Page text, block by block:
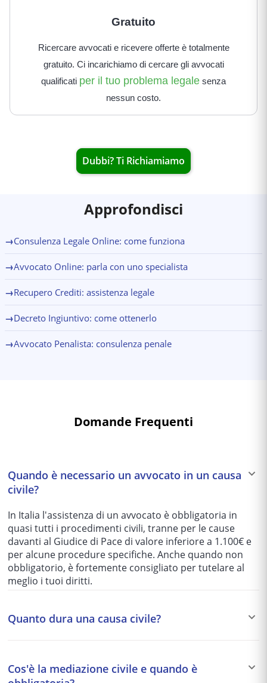
Gratuito
Ricercare avvocati e ricevere offerte è totalmente
gratuito. Ci incarichiamo di cercare gli avvocati
qualificati per il tuo problema legale senza
nessun costo.
Dubbi? Ti Richiamiamo
Approfondisci
→Consulenza Legale Online: come funziona
→Avvocato Online: parla con uno specialista
→Recupero Crediti: assistenza legale
→Decreto Ingiuntivo: come ottenerlo
→Avvocato Penalista: consulenza penale
Domande Frequenti
Quando è necessario un avvocato in un causa
civile?
In Italia l'assistenza di un avvocato è obbligatoria in
quasi tutti i procedimenti civili, tranne per le cause
davanti al Giudice di Pace di valore inferiore a 1.100€ e
per alcune procedure specifiche. Anche quando non
obbligatorio, è fortemente consigliato per tutelare al
meglio i tuoi diritti.
Quanto dura una causa civile?
semplici fino a 5-10 anni per quelle più articolate. Per
Cos'è la mediazione civile e quando è